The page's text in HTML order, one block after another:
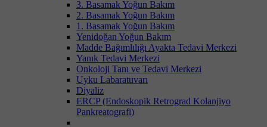
3. Basamak Yoğun Bakım
2. Basamak Yoğun Bakım
1. Basamak Yoğun Bakım
Yenidoğan Yoğun Bakım
Madde Bağımlılığı Ayakta Tedavi Merkezi
Yanık Tedavi Merkezi
Onkoloji Tanı ve Tedavi Merkezi
Uyku Labaratuvarı
Diyaliz
ERCP (Endoskopik Retrograd Kolanjiyo
Pankreatografi)